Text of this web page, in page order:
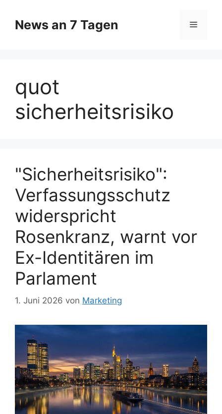
Inhalt
springen
News an 7 Tagen Menü
quot
sicherheitsrisiko
"Sicherheitsrisiko":
Verfassungsschutz
widerspricht
Rosenkranz, warnt vor
Ex-Identitären im
Parlament
1. Juni 2026 von Marketing